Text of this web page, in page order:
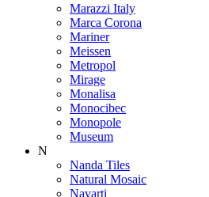
Marazzi Italy
Marca Corona
Mariner
Meissen
Metropol
Mirage
Monalisa
Monocibec
Monopole
Museum
N
Nanda Tiles
Natural Mosaic
Navarti